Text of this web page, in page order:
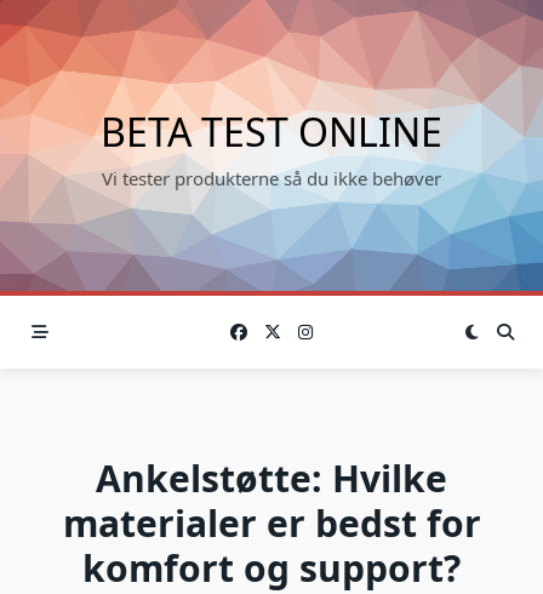
Skip
to
content
BETA TEST ONLINE
Vi tester produkterne så du ikke behøver
Ankelstøtte: Hvilke
materialer er bedst for
komfort og support?